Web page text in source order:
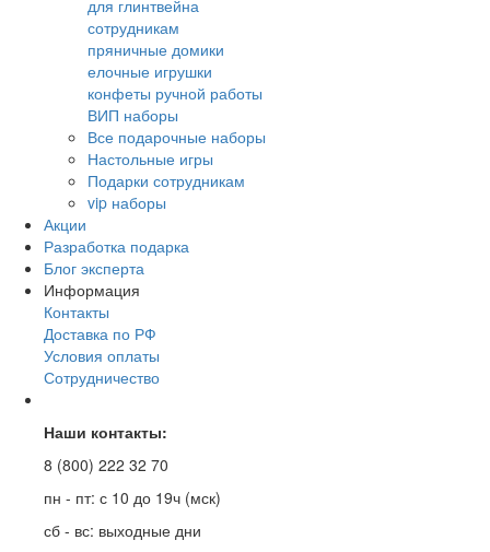
для глинтвейна
сотрудникам
пряничные домики
елочные игрушки
конфеты ручной работы
ВИП наборы
Все подарочные наборы
Настольные игры
Подарки сотрудникам
vip наборы
Акции
Разработка подарка
Блог эксперта
Информация
Контакты
Доставка по РФ
Условия оплаты
Сотрудничество
Наши контакты:
8 (800) 222 32 70
пн - пт: с 10 до 19ч (мск)
сб - вс: выходные дни